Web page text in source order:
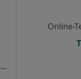
Praxis Prof. Dr.med. Stefanie Schüpke Fachärztin für Innere Medizin und Kardiologie
Online-